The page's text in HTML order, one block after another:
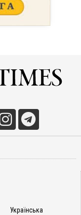
Українська